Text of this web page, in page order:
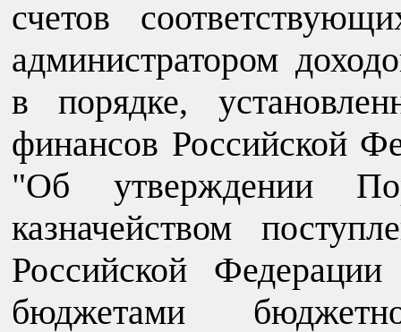
счетов
администратором
в порядке,
финансов Российской
"Об утверждении
казначейством
Российской
бюджетами